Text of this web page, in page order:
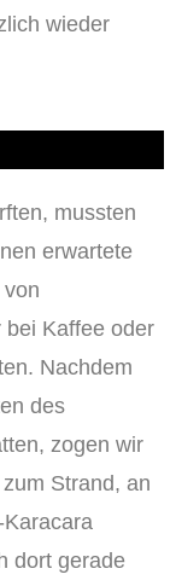
wieder
mussten
erwartete
bei Kaffee oder
Nachdem
des
zogen wir
Strand, an
dort gerade